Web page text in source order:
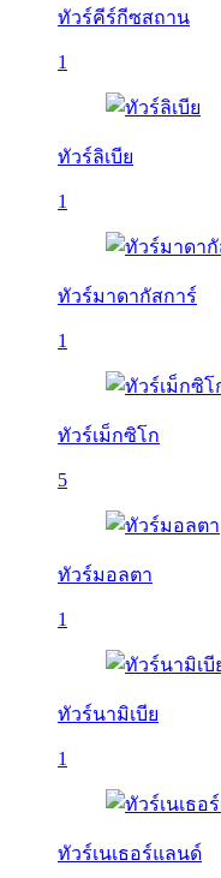
ทัวร์คีร์กีซสถาน
1
ทัวร์ลิเบีย
1
ทัวร์มาดากัสการ์
1
ทัวร์เม็กซิโก
5
ทัวร์มอลตา
1
ทัวร์นามิเบีย
1
ทัวร์เนเธอร์แลนด์